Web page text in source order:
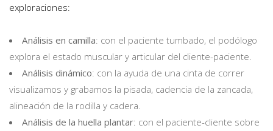
exploraciones:
Análisis en camilla: con el paciente tumbado, el podólogo
explora el estado muscular y articular del cliente-paciente.
Análisis dinámico: con la ayuda de una cinta de correr
visualizamos y grabamos la pisada, cadencia de la zancada,
alineación de la rodilla y cadera.
Análisis de la huella plantar: con el paciente-cliente sobre